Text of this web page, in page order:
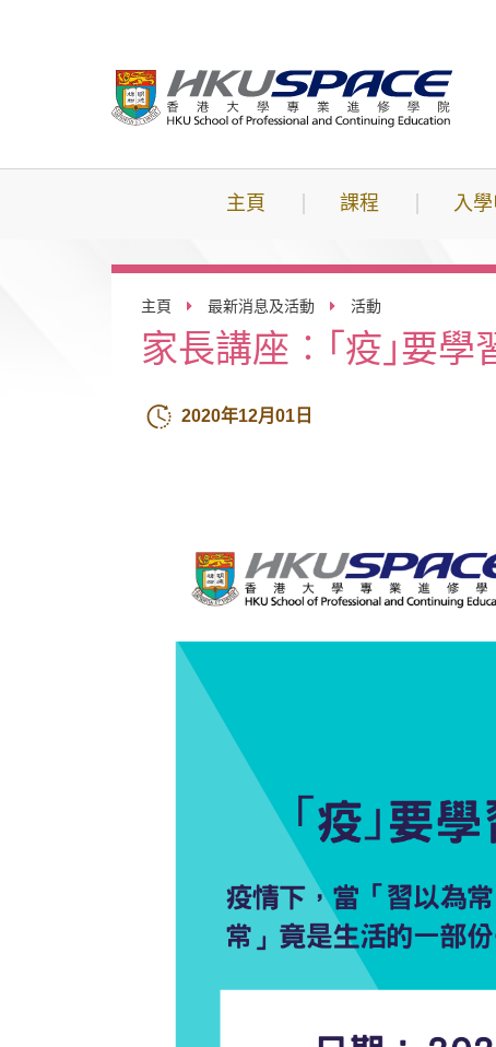
主頁 課程 入
主頁 最新消息及活動 活動
家長講座︰｢疫｣要學
2020年12月01日